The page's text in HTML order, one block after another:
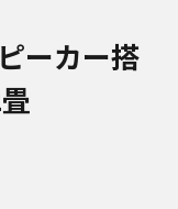
ーカー搭